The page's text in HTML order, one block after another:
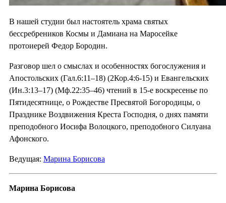
В нашей студии был настоятель храма святых
бессребреников Космы и Дамиана на Маросейке
протоиерей Федор Бородин.
Разговор шел о смыслах и особенностях богослужения и
Апостольских (Гал.6:11–18) (2Кор.4:6-15) и Евангельских
(Ин.3:13–17) (Мф.22:35–46) чтений в 15-е воскресенье по
Пятидесятнице, о Рождестве Пресвятой Богородицы, о
Празднике Воздвижения Креста Господня, о днях памяти
преподобного Иосифа Волоцкого, преподобного Силуана
Афонского.
Ведущая: Марина Борисова
Марина Борисова